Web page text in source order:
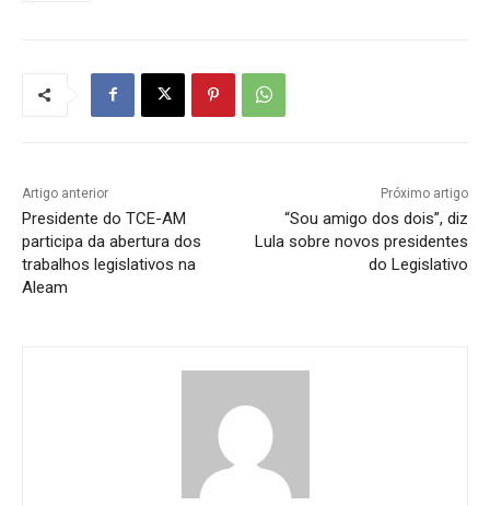
Artigo anterior
Presidente do TCE-AM
participa da abertura dos
trabalhos legislativos na
Aleam
Próximo artigo
“Sou amigo dos dois”, diz
Lula sobre novos presidentes
do Legislativo